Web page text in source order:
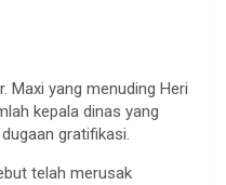
Maxi yang menuding Heri
kepala dinas yang
gratifikasi.
telah merusak